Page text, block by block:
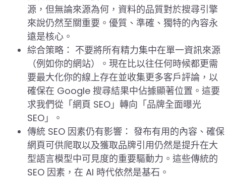
源，但無論來源為何，資料的品質對於搜尋引擎
來說仍然至關重要。優質、準確、獨特的內容永
遠是核心。
綜合策略： 不要將所有精力集中在單一資訊來源
（例如你的網站）。現在比以往任何時候都更需
要最大化你的線上存在並收集更多客戶評論，以
確保在 Google 搜尋結果中佔據顯著位置。這要
求我們從「網頁 SEO」轉向「品牌全面曝光
SEO」。
傳統 SEO 因素仍有影響： 發布有用的內容、確保
網頁可供爬取以及獲取品牌引用仍然是提升在大
型語言模型中可見度的重要驅動力。這些傳統的
SEO 因素，在 AI 時代依然是基石。